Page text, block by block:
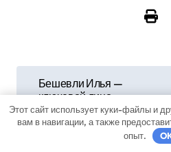
а
Бешевли Илья —
ключевой лицо
современного
искусства —
Этот сайт использует куки-файлы и
вам в навигации, а также
опыт.